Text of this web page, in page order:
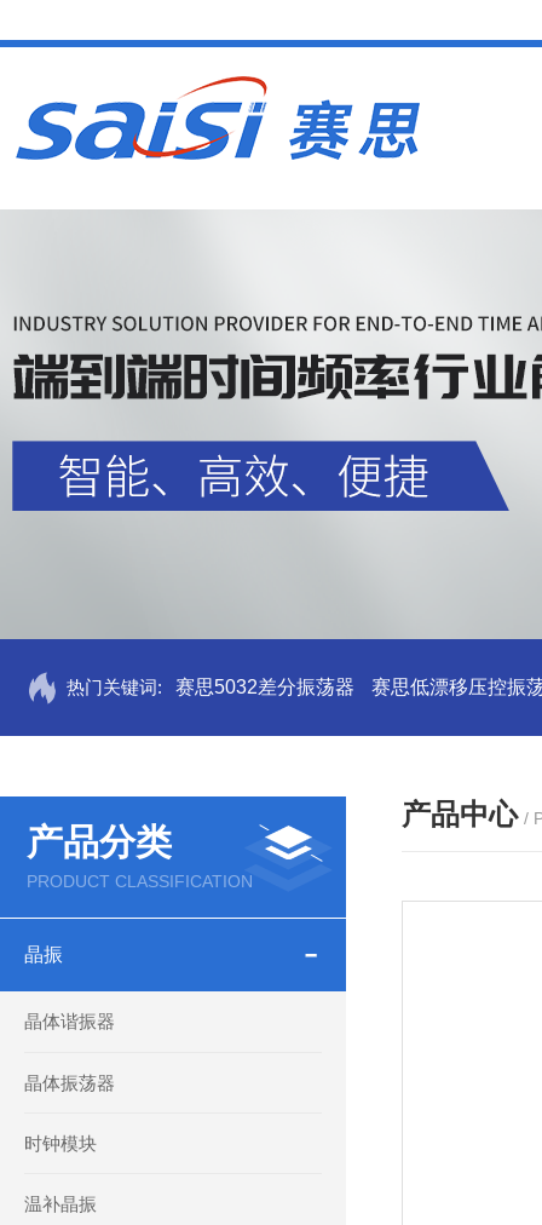
热门关键词: 赛思5032差分振荡器 赛思低漂移压控振
产品分类
PRODUCT CLASSIFICATION
晶振
晶体谐振器
晶体振荡器
时钟模块
温补晶振
产品中心 /